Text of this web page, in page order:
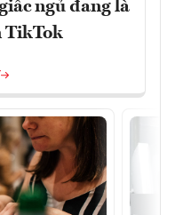
ngủ đang là
TikTok